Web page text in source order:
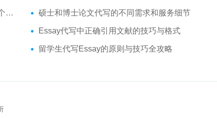
硕士和博士论文代写的不同需求和服务细节
Essay代写中正确引用文献的技巧与格式
留学生代写Essay的原则与技巧全攻略